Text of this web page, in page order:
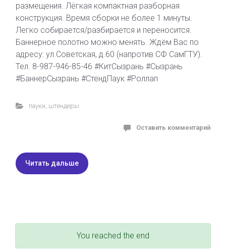
размещения. Лёгкая компактная разборная
конструкция. Время сборки не более 1 минуты.
Легко собирается/разбирается и переносится.
Баннерное полотно можно менять. Ждём Вас по
адресу: ул.Советская, д.60 (напротив СФ СамГТУ).
Тел. 8-987-946-85-46 #КитСызрань #Сызрань
#БаннерСызрань #СтендПаук #Роллап
пауки штендеры
Оставить комментарий
Читать дальше
You reached the end